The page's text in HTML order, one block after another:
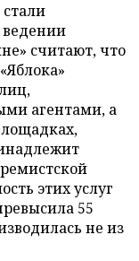
считают, что
агентами, а
этих услуг
55
не из